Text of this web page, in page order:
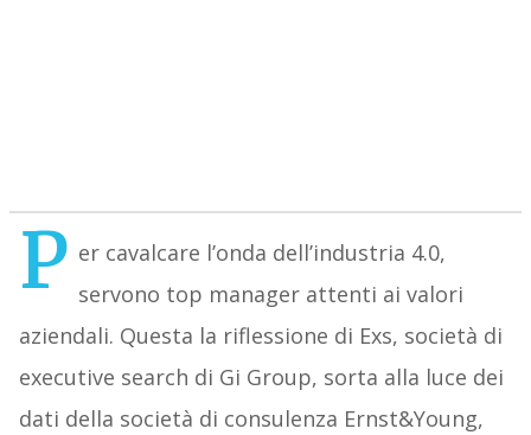
P er cavalcare l’onda dell’industria 4.0,
servono top manager attenti ai valori
aziendali. Questa la riflessione di Exs, società di
executive search di Gi Group, sorta alla luce dei
dati della società di consulenza Ernst&Young,